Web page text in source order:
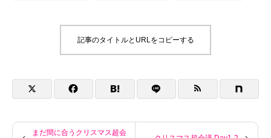
記事のタイトルとURLをコピーする
まだ間に合うクリスマス超会